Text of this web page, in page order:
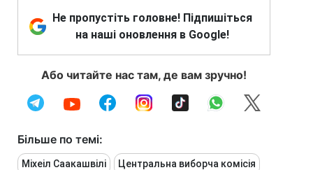
Не пропустіть головне! Підпишіться
на наші оновлення в Google!
Або читайте нас там, де вам зручно!
Більше по темі:
Міхеіл Саакашвілі Центральна виборча комісія